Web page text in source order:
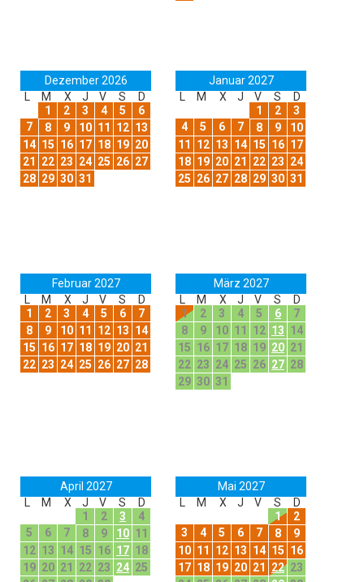
Dezember 2026
L
M X J V S
D
1
2 3 4 5
6
7
8 9 10 11 12 13
14 15 16 17 18 19 20
21
22 23 24 25 26 27
28 29 30 31
Januar 2027
L
M X J V S
D
1
2
3
4
5 6 7 8 9
10
11
12 13 14 15 16 17
18 19 20 21 22 23 24
25 26 27 28 29 30 31
Februar 2027
L
M X J V S
D
1
2 3 4 5 6
7
8
9 10 11 12 13 14
15 16 17 18 19 20 21
22 23 24 25 26 27 28
März 2027
L
M X J V S
D
1
2 3 4 5 6
7
8
9 10 11 12 13 14
15 16 17 18 19 20 21
22 23 24 25 26 27 28
29 30 31
April 2027
L
M X J V S
D
1
2 3
4
5
6 7 8 9 10 11
12 13 14 15 16 17 18
19 20 21 22 23 24 25
Mai 2027
L
M X J V S
D
1
2
3
4 5 6 7 8
9
10 11 12 13 14 15 16
17 18 19 20 21 22 23